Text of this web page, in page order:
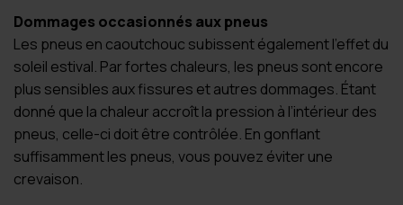
Dommages occasionnés aux pneus
Les pneus en caoutchouc subissent également l’effet du
soleil estival. Par fortes chaleurs, les pneus sont encore
plus sensibles aux fissures et autres dommages. Étant
donné que la chaleur accroît la pression à l’intérieur des
pneus, celle-ci doit être contrôlée. En gonflant
suffisamment les pneus, vous pouvez éviter une
crevaison.